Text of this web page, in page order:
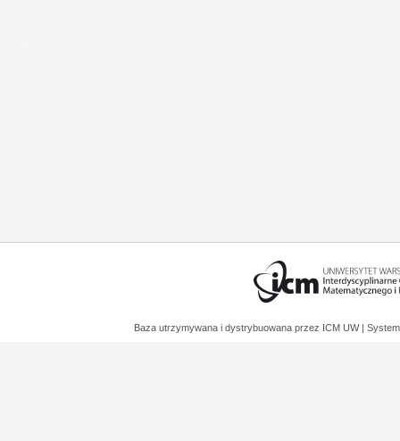
Baza utrzymywana i dystrybuowana przez ICM UW |